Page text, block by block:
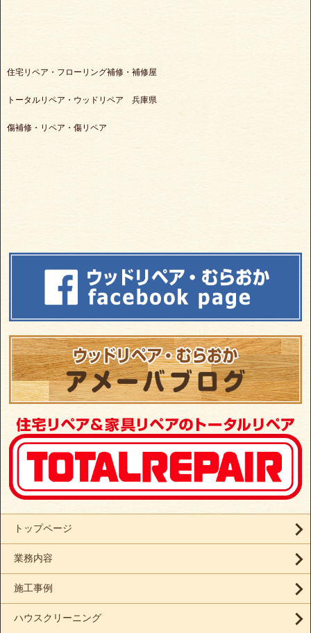
住宅リペア・フローリング補修・補修屋
トータルリペア・ウッドリペア 兵庫県
傷補修・リペア・傷リペア
トップページ
業務内容
施工事例
ハウスクリーニング